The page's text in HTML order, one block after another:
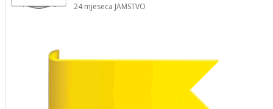
24 mjeseca JAMSTVO